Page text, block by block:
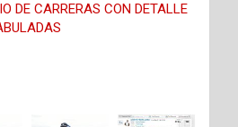
DE CARRERAS CON DETALLE